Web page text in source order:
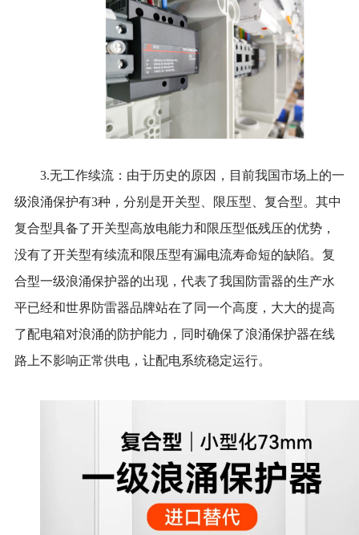
3.无工作续流：由于历史的原因，目前我国市场上的一
级浪涌保护有3种，分别是开关型、限压型、复合型。其中
复合型具备了开关型高放电能力和限压型低残压的优势，
没有了开关型有续流和限压型有漏电流寿命短的缺陷。复
合型一级浪涌保护器的出现，代表了我国防雷器的生产水
平已经和世界防雷器品牌站在了同一个高度，大大的提高
了配电箱对浪涌的防护能力，同时确保了浪涌保护器在线
路上不影响正常供电，让配电系统稳定运行。